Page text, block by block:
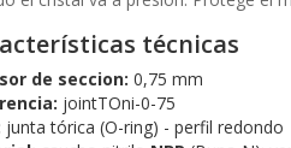
técnicas
de seccion: 0,75 mm
jointTOni-0-75
junta tórica (O-ring) - perfil redondo